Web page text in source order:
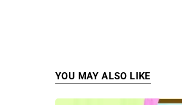
YOU MAY ALSO LIKE